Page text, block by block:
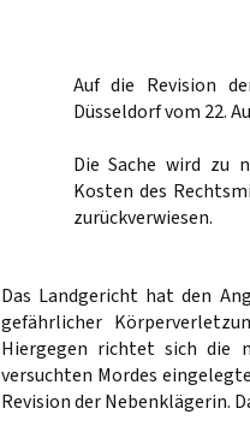
Auf die Revision
Düsseldorf vom 22.
Die Sache wird zu
Kosten des
zurückverwiesen.
Das Landgericht hat den
gefährlicher
Hiergegen richtet sich die
versuchten Mordes
Revision der Nebenklägerin.